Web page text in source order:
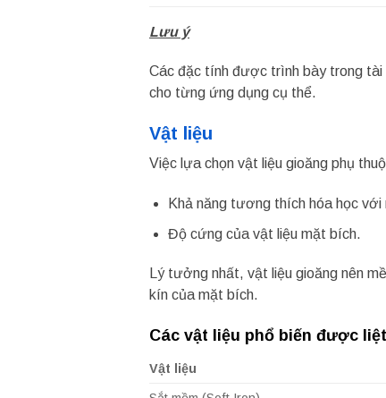
Lưu ý
Các đặc tính được trình bày trong tài
cho từng ứng dụng cụ thể.
Vật liệu
Việc lựa chọn vật liệu gioăng phụ
Khả năng tương thích hóa học với
Độ cứng của vật liệu mặt bích.
Lý tưởng nhất, vật liệu gioăng nên
kín của mặt bích.
Các vật liệu phổ biến được
Vật liệu